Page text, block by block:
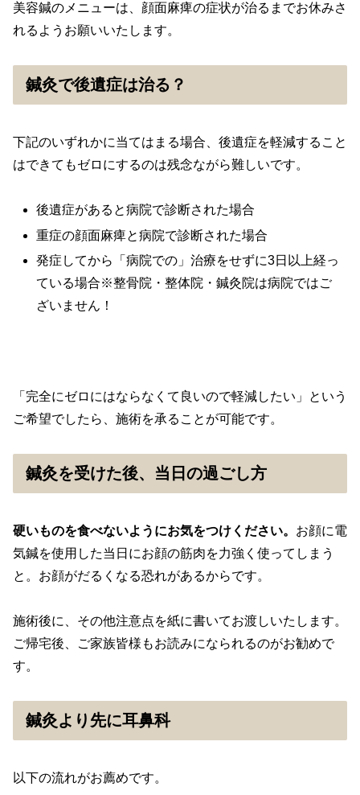
美容鍼のメニューは、顔面麻痺の症状が治るまでお休みさ
れるようお願いいたします。
鍼灸で後遺症は治る？
下記のいずれかに当てはまる場合、後遺症を軽減すること
はできてもゼロにするのは残念ながら難しいです。
後遺症があると病院で診断された場合
重症の顔面麻痺と病院で診断された場合
発症してから「病院での」治療をせずに3日以上経っ
ている場合※整骨院・整体院・鍼灸院は病院ではご
ざいません！
「完全にゼロにはならなくて良いので軽減したい」という
ご希望でしたら、施術を承ることが可能です。
鍼灸を受けた後、当日の過ごし方
硬いものを食べないようにお気をつけください。 お顔に電
気鍼を使用した当日にお顔の筋肉を力強く使ってしまう
と。お顔がだるくなる恐れがあるからです。
施術後に、その他注意点を紙に書いてお渡しいたします。
ご帰宅後、ご家族皆様もお読みになられるのがお勧めで
す。
鍼灸より先に耳鼻科
以下の流れがお薦めです。